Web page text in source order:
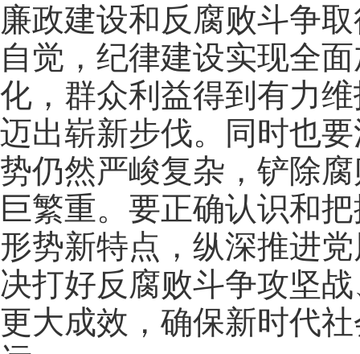
廉政建设和反腐败斗争
自觉，纪律建设实现全
化，群众利益得到有力
迈出崭新步伐。同时也
势仍然严峻复杂，铲除
巨繁重。要正确认识和
形势新特点，纵深推进
决打好反腐败斗争攻坚
更大成效，确保新时代